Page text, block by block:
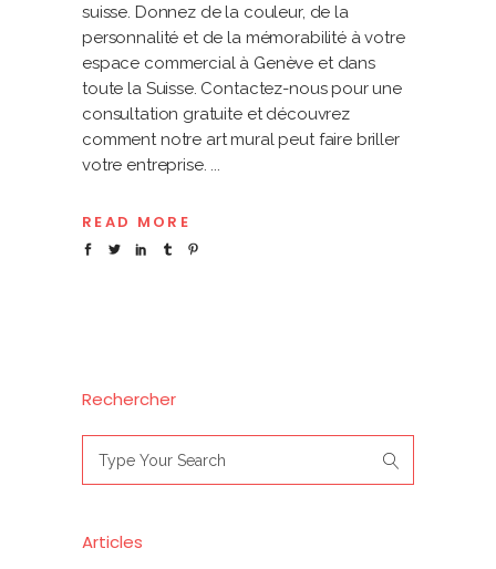
suisse. Donnez de la couleur, de la
personnalité et de la mémorabilité à votre
espace commercial à Genève et dans
toute la Suisse. Contactez-nous pour une
consultation gratuite et découvrez
comment notre art mural peut faire briller
votre entreprise.
READ MORE
Rechercher
for:
Articles